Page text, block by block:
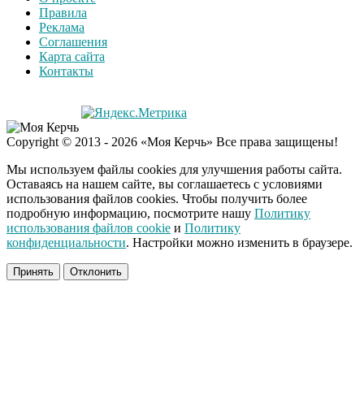
Правила
Реклама
Соглашения
Карта сайта
Контакты
Copyright © 2013 - 2026 «Моя Керчь» Все права защищены!
Мы используем файлы cookies для улучшения работы сайта.
Оставаясь на нашем сайте, вы соглашаетесь с условиями
использования файлов cookies. Чтобы получить более
подробную информацию, посмотрите нашу Политику
использования файлов cookie и Политику
конфиденциальности. Настройки можно изменить в браузере.
Принять Отклонить